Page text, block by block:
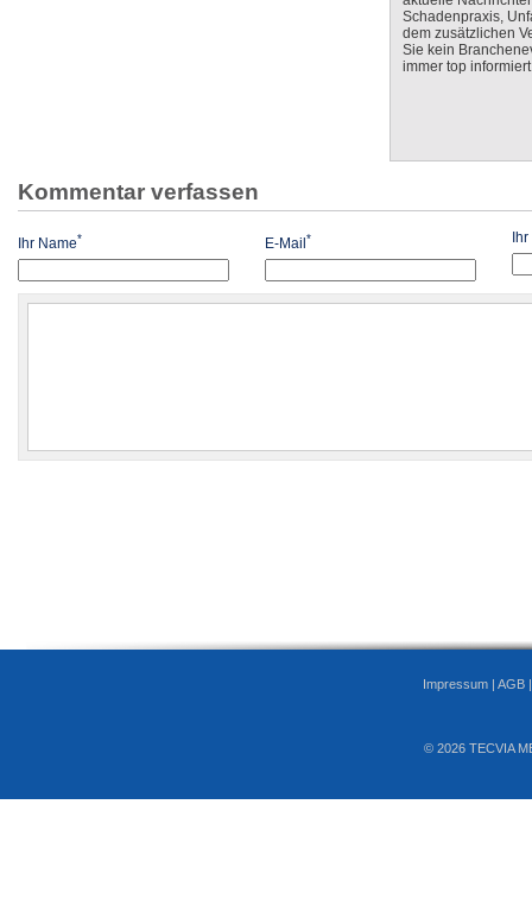
Schadenpraxis,
dem zusätzlichen
Sie kein
immer top
Kommentar verfassen
Ihr Name* E-Mail* Ihr
Impressum | AGB
© 2026 TECVIA